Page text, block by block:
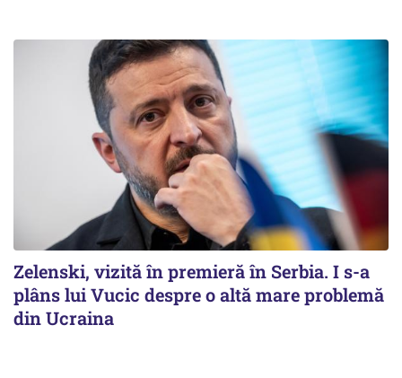
Zelenski, vizită în premieră în Serbia. I s-a
plâns lui Vucic despre o altă mare problemă
din Ucraina